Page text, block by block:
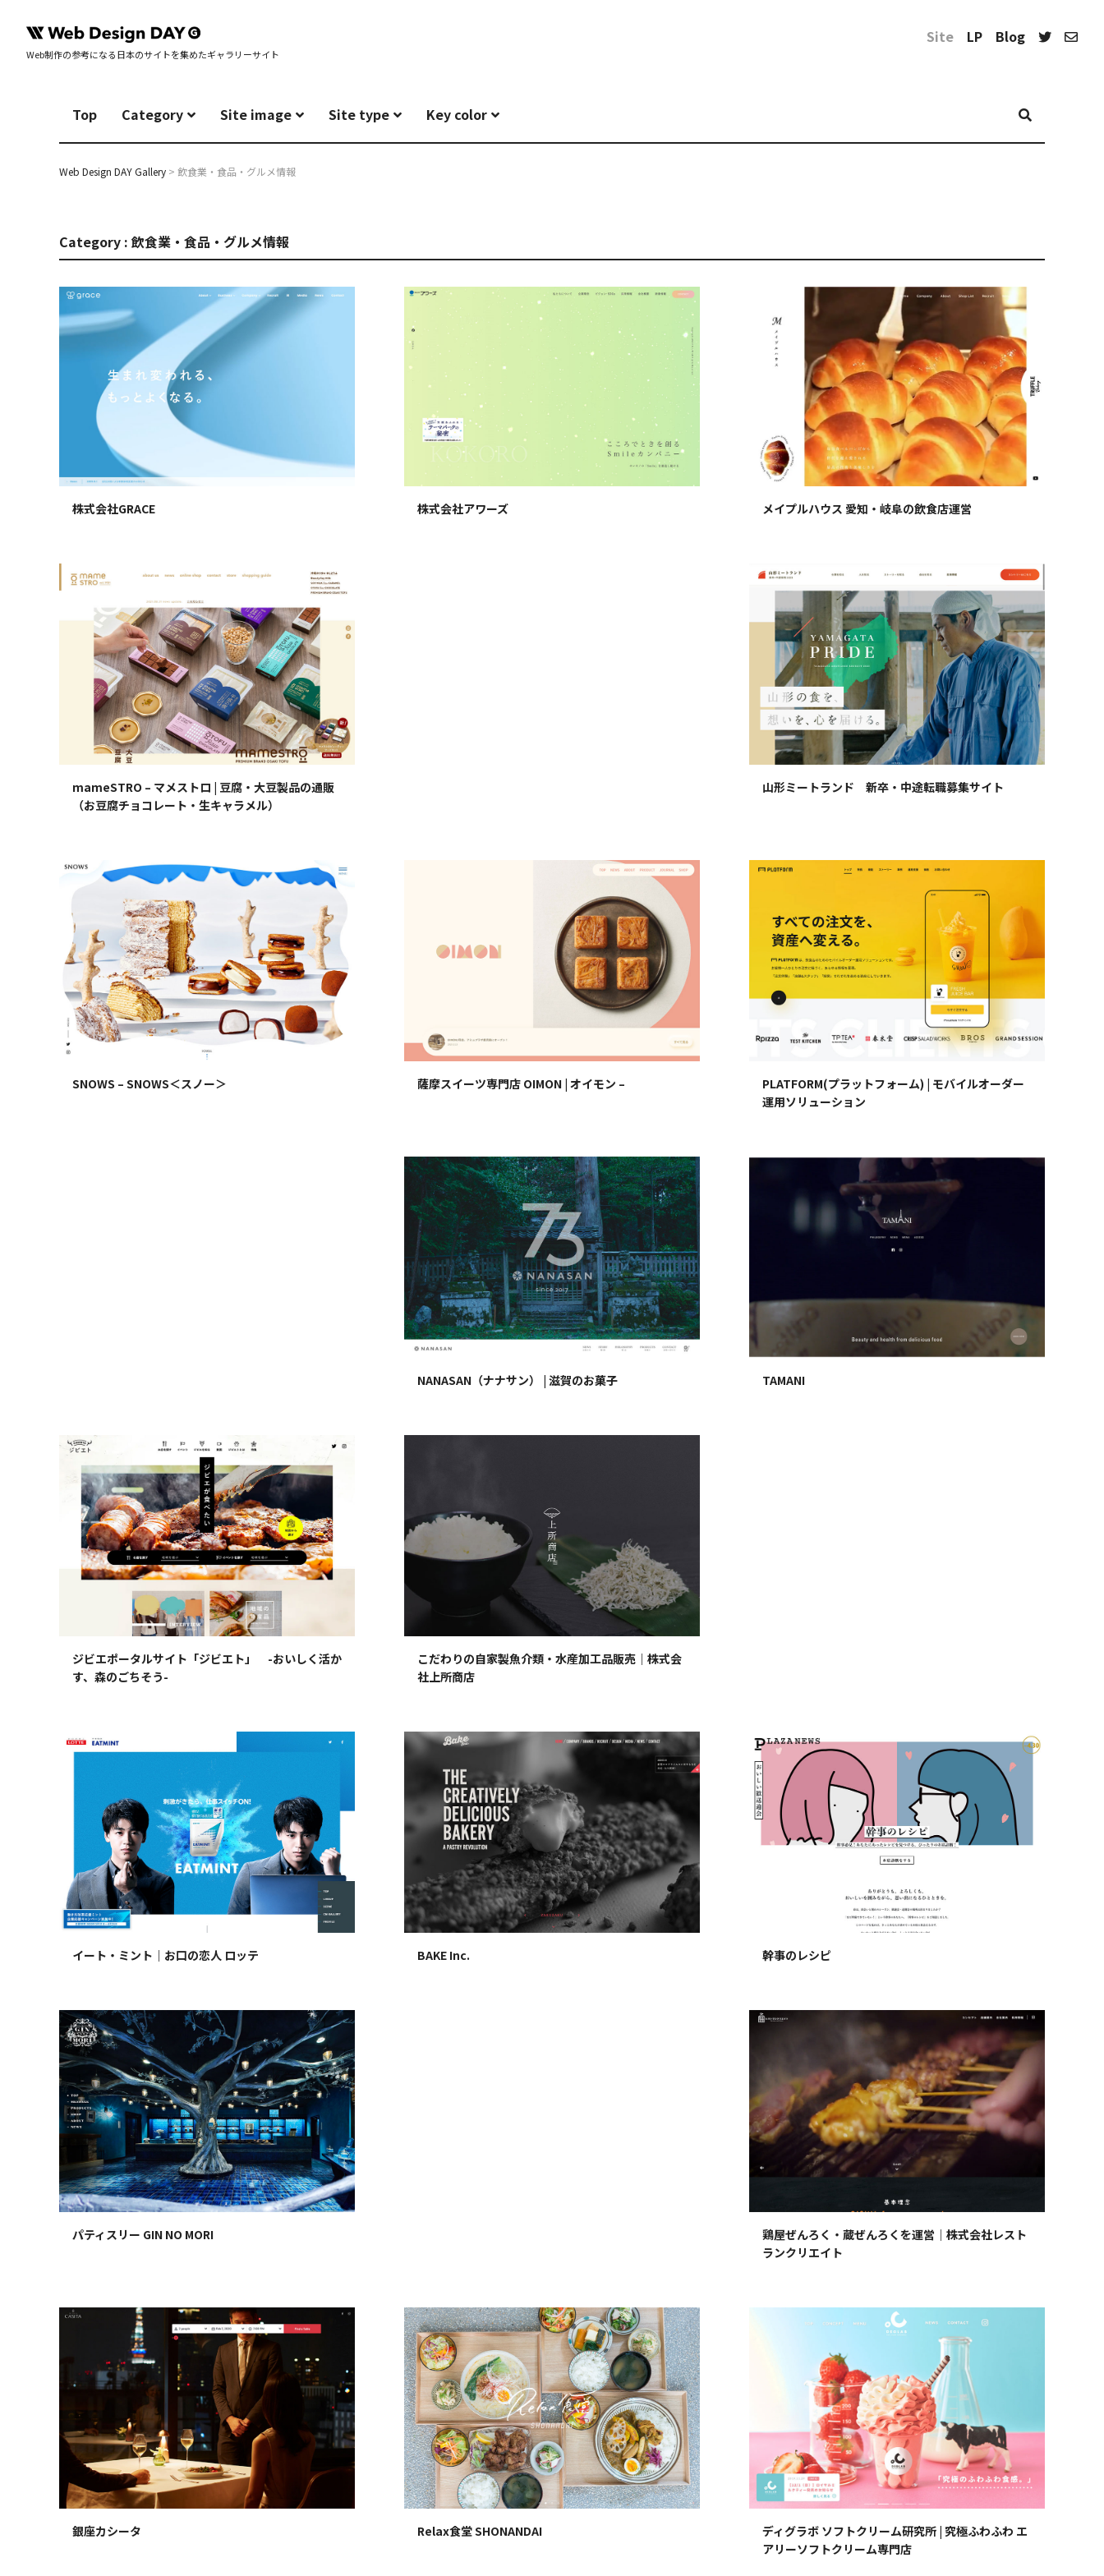
Web制作の参考になる日本のサイトを集めたギャラリーサイト
Site LP Blog
Top Category Site image Site type Key color
Web Design DAY Gallery > 飲食業・食品・グルメ情報
Category : 飲食業・食品・グルメ情報
株式会社GRACE 株式会社アワーズ メイプルハウス 愛知・岐阜の飲食店運営
mameSTRO – マメストロ | 豆腐・大豆製品の通販
（お豆腐チョコレート・生キャラメル）
山形ミートランド 新卒・中途転職募集サイト
SNOWS – SNOWS＜スノー＞ 薩摩スイーツ専門店 OIMON | オイモン –
PLATFORM(プラットフォーム) | モバイルオーダー
運用ソリューション
NANASAN（ナナサン） | 滋賀のお菓子 TAMANI
ジビエポータルサイト「ジビエト」 -おいしく活か
す、森のごちそう-
こだわりの自家製魚介類・水産加工品販売｜株式会
社上所商店
イート・ミント｜お口の恋人 ロッテ BAKE Inc. 幹事のレシピ
パティスリー GIN NO MORI
鶏屋ぜんろく・蔵ぜんろくを運営｜株式会社レスト
ランクリエイト
銀座カシータ Relax食堂 SHONANDAI
ディグラボ ソフトクリーム研究所 | 究極ふわふわ エ
アリーソフトクリーム専門店